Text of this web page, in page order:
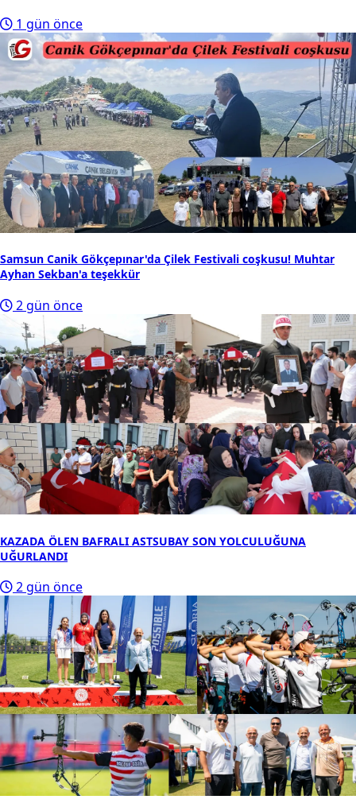
1 gün önce
Samsun Canik Gökçepınar'da Çilek Festivali coşkusu! Muhtar
Ayhan Sekban'a teşekkür
2 gün önce
KAZADA ÖLEN BAFRALI ASTSUBAY SON YOLCULUĞUNA
UĞURLANDI
2 gün önce